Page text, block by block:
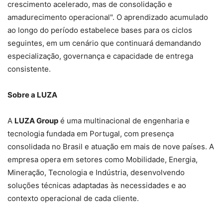
crescimento acelerado, mas de consolidação e
amadurecimento operacional". O aprendizado acumulado
ao longo do período estabelece bases para os ciclos
seguintes, em um cenário que continuará demandando
especialização, governança e capacidade de entrega
consistente.
Sobre a LUZA
A LUZA Group é uma multinacional de engenharia e
tecnologia fundada em Portugal, com presença
consolidada no Brasil e atuação em mais de nove países. A
empresa opera em setores como Mobilidade, Energia,
Mineração, Tecnologia e Indústria, desenvolvendo
soluções técnicas adaptadas às necessidades e ao
contexto operacional de cada cliente.